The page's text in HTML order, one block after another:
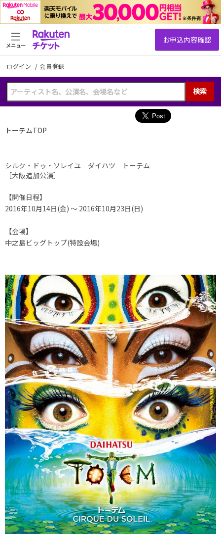
ログイン /会員登録
検索
メニュー
トーテムTOP
シルク・ドゥ・ソレイユ ダイハツ トーテム
［大阪追加公演］
【開催日程】
2016年10月14日(金) ～ 2016年10月23日(日)
【会場】
中之島ビッグトップ(特設会場)